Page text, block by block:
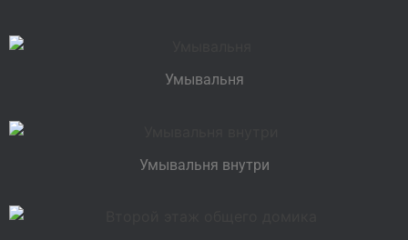
Умывальня
Умывальня внутри